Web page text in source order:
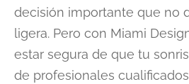
decisión importante que no
ligera. Pero con Miami
estar segura de que tu
de profesionales